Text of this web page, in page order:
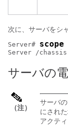
次に、サーバをシ
Server#
Server /
サーバの
（注）
サーバ
にされ
アクテ